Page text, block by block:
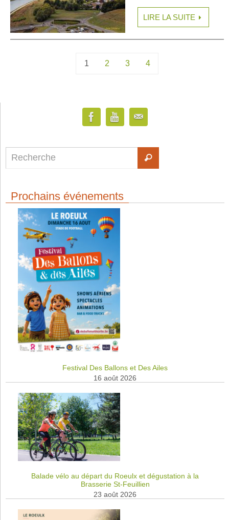
LIRE LA SUITE
1 2 3 4
Prochains événements
Festival Des Ballons et Des Ailes
16 août 2026
Balade vélo au départ du Roeulx et dégustation à la
Brasserie St-Feuillien
23 août 2026